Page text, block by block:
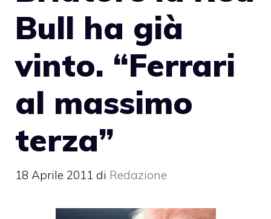
Bull ha già
vinto. “Ferrari
al massimo
terza”
18 Aprile 2011 di Redazione